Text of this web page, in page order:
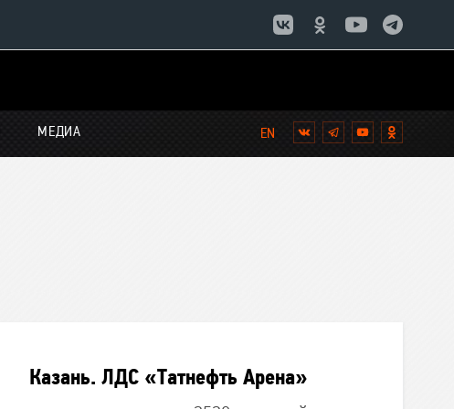
МЕДИА Вконтакте
Telegram
YouTube
Казань. ЛДС «Татнефть Арена»